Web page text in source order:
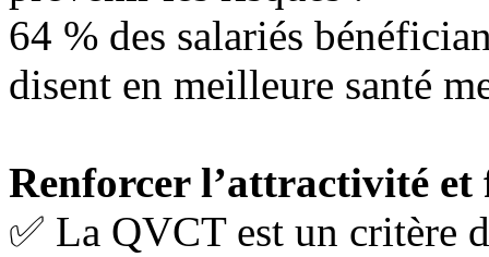
64 % des salariés
disent en meilleure santé
Renforcer l’attractivité et
✅ La QVCT est un critère